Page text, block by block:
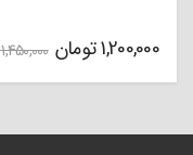
1,200,000تومان 1,450,000